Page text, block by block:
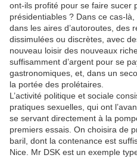
ont-ils profité pour se faire sucer
présidentiables ? Dans ce cas-
dans les aires d’autoroutes, des
dissimulées ou discrètes, avec
nouveau loisir des nouveaux
suffisamment d’argent pour se
gastronomiques, et, dans un
la portée des prolétaires.
L’activité politique et sociale
pratiques sexuelles, qui ont
se servant directement à la
premiers essais. On choisira de
baril, dont la contenance est
Nice. Mr DSK est un exemple